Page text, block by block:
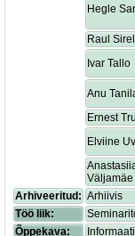
Hegle
Raul Sirel
Ivar Tallo
Anu
Ernest
Elviine
Väljamäe
Arhiveeritud: Arhiivis
Töö liik:
Õppekava: